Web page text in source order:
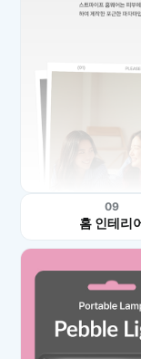
09
홈 인테리